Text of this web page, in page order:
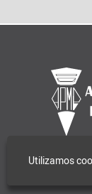
Utilizamos